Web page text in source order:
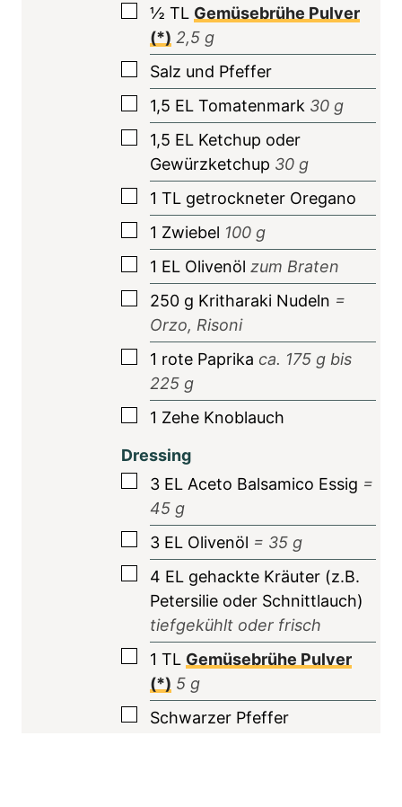
▢
½ TL Gemüsebrühe Pulver
(*) 2,5 g
▢
Salz und Pfeffer
▢
1,5 EL Tomatenmark 30 g
▢
1,5 EL Ketchup oder
Gewürzketchup 30 g
▢
1 TL getrockneter Oregano
▢
1 Zwiebel 100 g
▢
1 EL Olivenöl zum Braten
▢
250 g Kritharaki Nudeln =
Orzo, Risoni
▢
1 rote Paprika ca. 175 g bis
225 g
▢
1 Zehe Knoblauch
Dressing
▢
3 EL Aceto Balsamico Essig =
45 g
▢
3 EL Olivenöl = 35 g
▢
4 EL gehackte Kräuter (z.B.
Petersilie oder Schnittlauch)
tiefgekühlt oder frisch
▢
1 TL Gemüsebrühe Pulver
(*) 5 g
▢
Schwarzer Pfeffer